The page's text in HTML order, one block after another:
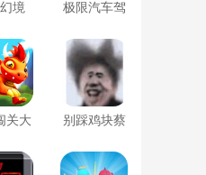
境 极限汽车驾
驶3D
关大
卓版
别踩鸡块蔡
徐坤游戏官